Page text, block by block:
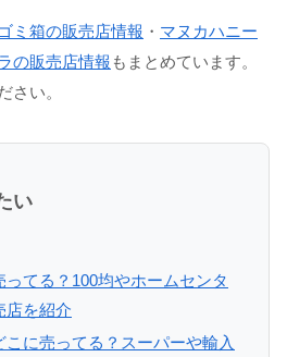
ゴミ箱の販売店情報 ・ マヌカハニー
の販売店情報 もまとめています。
さい。
い
ってる？100均やホームセンタ
店を紹介
こに売ってる？スーパーや輸入